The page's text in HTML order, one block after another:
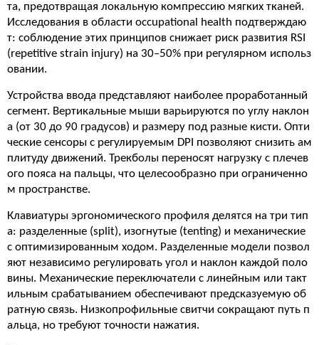
та, предотвращая локальную компрессию мягких тканей.
Исследования в области occupational health подтверждаю
т: соблюдение этих принципов снижает риск развития RSI
(repetitive strain injury) на 30–50% при регулярном использ
овании.
Устройства ввода представляют наиболее проработанный
сегмент. Вертикальные мыши варьируются по углу наклон
а (от 30 до 90 градусов) и размеру под разные кисти. Опти
ческие сенсоры с регулируемым DPI позволяют снизить ам
плитуду движений. Трекболы переносят нагрузку с плечев
ого пояса на пальцы, что целесообразно при ограниченно
м пространстве.
Клавиатуры эргономического профиля делятся на три тип
а: разделенные (split), изогнутые (tenting) и механические
с оптимизированным ходом. Разделенные модели позвол
яют независимо регулировать угол и наклон каждой поло
вины. Механические переключатели с линейным или такт
ильным срабатыванием обеспечивают предсказуемую об
ратную связь. Низкопрофильные свитчи сокращают путь п
альца, но требуют точности нажатия.